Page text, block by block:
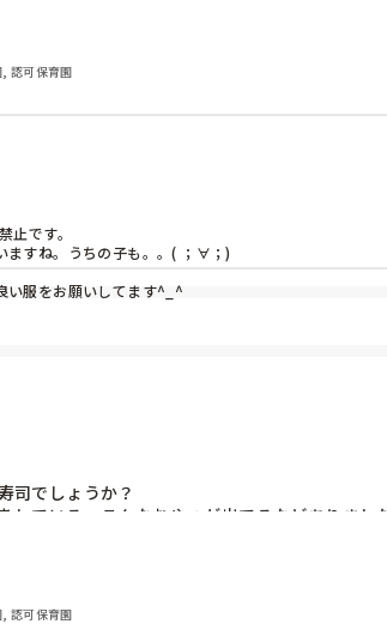
認可保育園
止です。
すね。うちの子も。。( ；∀；)
司でしょうか？
している、こんなおやつが出てるなどありまし
認可保育園